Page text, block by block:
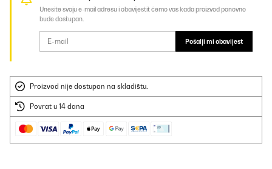
Unesite svoju e-mail adresu i obavijestit ćemo vas kada proizvod ponovno
bude dostupan.
Pošalji mi obavijest
Proizvod nije dostupan na skladištu.
Povrat u 14 dana